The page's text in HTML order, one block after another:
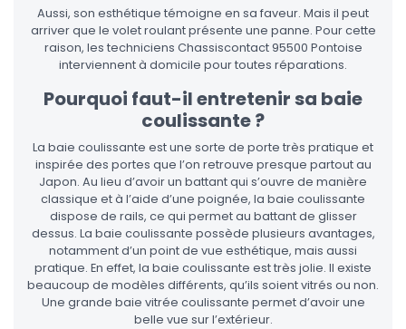
Aussi, son esthétique témoigne en sa faveur. Mais il peut
arriver que le volet roulant présente une panne. Pour cette
raison, les techniciens Chassiscontact 95500 Pontoise
interviennent à domicile pour toutes réparations.
Pourquoi faut-il entretenir sa baie
coulissante ?
La baie coulissante est une sorte de porte très pratique et
inspirée des portes que l’on retrouve presque partout au
Japon. Au lieu d’avoir un battant qui s’ouvre de manière
classique et à l’aide d’une poignée, la baie coulissante
dispose de rails, ce qui permet au battant de glisser
dessus. La baie coulissante possède plusieurs avantages,
notamment d’un point de vue esthétique, mais aussi
pratique. En effet, la baie coulissante est très jolie. Il existe
beaucoup de modèles différents, qu’ils soient vitrés ou non.
Une grande baie vitrée coulissante permet d’avoir une
belle vue sur l’extérieur.